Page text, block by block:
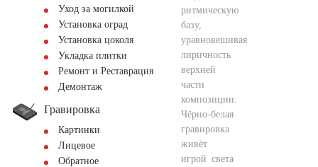
Уход за могилкой
Установка оград
Установка цоколя
Укладка плитки
Ремонт и Реставрация
Демонтаж
Гравировка
Картинки
Лицевое
Обратное
ритмическую
базу,
уравновешивая
лиричность
верхней
части
композиции.
Чёрно-белая
гравировка
живёт
игрой света